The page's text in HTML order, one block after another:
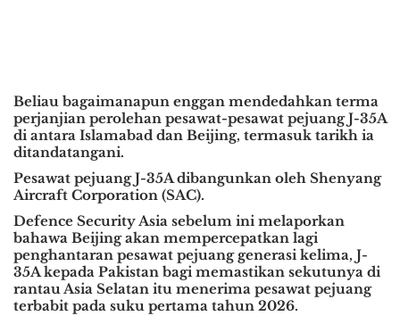
Beliau bagaimanapun enggan mendedahkan terma
perjanjian perolehan pesawat-pesawat pejuang J-35A
di antara Islamabad dan Beijing, termasuk tarikh ia
ditandatangani.
Pesawat pejuang J-35A dibangunkan oleh Shenyang
Aircraft Corporation (SAC).
Defence Security Asia sebelum ini melaporkan
bahawa Beijing akan mempercepatkan lagi
penghantaran pesawat pejuang generasi kelima, J-
35A kepada Pakistan bagi memastikan sekutunya di
rantau Asia Selatan itu menerima pesawat pejuang
terbabit pada suku pertama tahun 2026.